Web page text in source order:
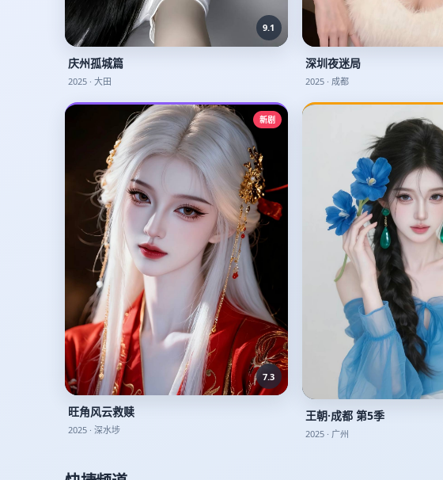
9.1
庆州孤城篇
2025 · 大田
深圳夜迷局
2025· 成都
新剧
7.3
旺角风云救赎
2025 · 深水埗
王朝·成都 第5季
2025· 广州